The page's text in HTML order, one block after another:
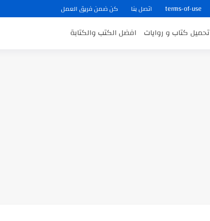
terms-of-use اتصل بنا كن ضمن فريق العمل
تحميل كتاب و روايات افضل الكتب والكتابة